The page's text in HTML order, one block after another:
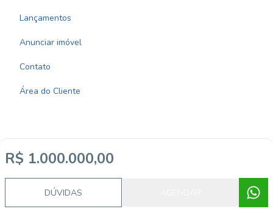
R$ 1.000.000,00
DÚVIDAS
Lançamentos
Anunciar imóvel
Contato
Área do Cliente
Imobiliária Certificada:
Selo de Tecnologia Loft